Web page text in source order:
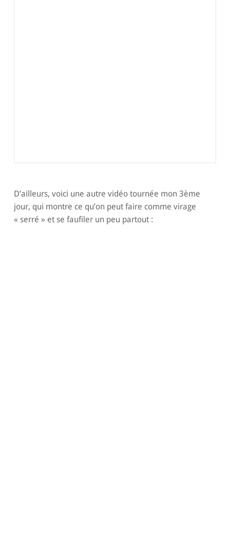
D’ailleurs, voici une autre vidéo tournée mon 3ème
jour, qui montre ce qu’on peut faire comme virage
« serré » et se faufiler un peu partout :